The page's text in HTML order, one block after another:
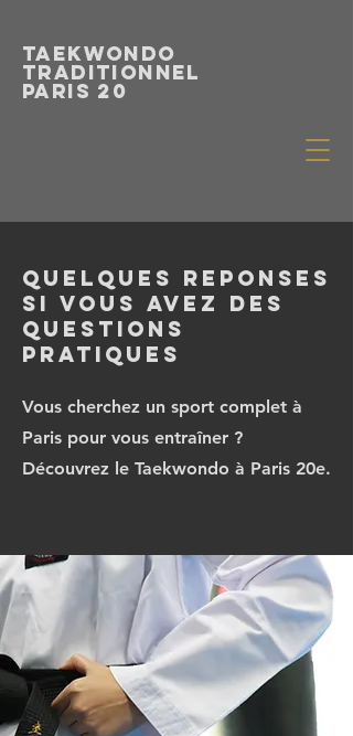
Taekwondo
Traditionnel
paris 20
QUELQUES REPONSES
SI VOUS AVEZ DES
QUESTIONS
PRATIQUES
Vous cherchez un sport complet à
Paris pour vous entraîner ?
Découvrez le Taekwondo à Paris 20e.